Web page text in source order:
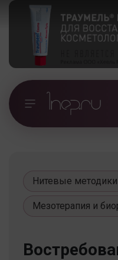
Нитевые методики
Мезотерапия и